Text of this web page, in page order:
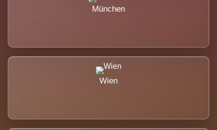
München
Wien